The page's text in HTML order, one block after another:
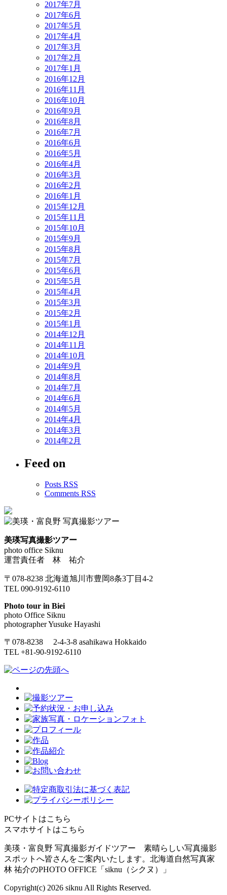
2017年7月
2017年6月
2017年5月
2017年4月
2017年3月
2017年2月
2017年1月
2016年12月
2016年11月
2016年10月
2016年9月
2016年8月
2016年7月
2016年6月
2016年5月
2016年4月
2016年3月
2016年2月
2016年1月
2015年12月
2015年11月
2015年10月
2015年9月
2015年8月
2015年7月
2015年6月
2015年5月
2015年4月
2015年3月
2015年2月
2015年1月
2014年12月
2014年11月
2014年10月
2014年9月
2014年8月
2014年7月
2014年6月
2014年5月
2014年4月
2014年3月
2014年2月
Feed on
Posts RSS
Comments RSS
美瑛写真撮影ツアー
photo office Siknu
運営責任者 林 祐介
〒078-8238 北海道旭川市豊岡8条3丁目4-2
TEL 090-9192-6110
Photo tour in Biei
photo Office Siknu
photographer Yusuke Hayashi
〒078-8238 2-4-3-8 asahikawa Hokkaido
TEL +81-90-9192-6110
PCサイトはこちら
スマホサイトはこちら
美瑛・富良野 写真撮影ガイドツアー 素晴らしい写真撮影
スポットへ皆さんをご案内いたします。北海道自然写真家
林 祐介のPHOTO OFFICE「siknu（シクヌ）」
Copyright(c) 2026 siknu All Rights Reserved.